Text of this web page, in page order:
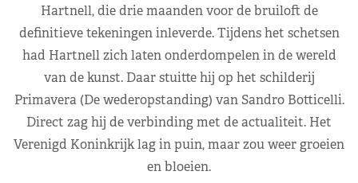
Hartnell, die drie maanden voor de bruiloft de
definitieve tekeningen inleverde. Tijdens het schetsen
had Hartnell zich laten onderdompelen in de wereld
van de kunst. Daar stuitte hij op het schilderij
Primavera (De wederopstanding) van Sandro Botticelli.
Direct zag hij de verbinding met de actualiteit. Het
Verenigd Koninkrijk lag in puin, maar zou weer groeien
en bloeien.